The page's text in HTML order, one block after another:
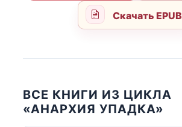
Скачать EPUB
ВСЕ КНИГИ ИЗ ЦИКЛА
«АНАРХИЯ УПАДКА»